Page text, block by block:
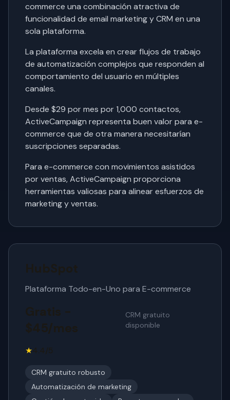
commerce una combinación atractiva de
funcionalidad de email marketing y CRM en una
sola plataforma.
La plataforma excela en crear flujos de trabajo
de automatización complejos que responden al
comportamiento del usuario en múltiples
canales.
Desde $29 por mes por 1,000 contactos,
ActiveCampaign representa buen valor para e-
commerce que de otra manera necesitarían
suscripciones separadas.
Para e-commerce con movimientos asistidos
por ventas, ActiveCampaign proporciona
herramientas valiosas para alinear esfuerzos de
marketing y ventas.
HubSpot
Plataforma Todo-en-Uno para E-commerce
Gratis -
$45/mes
CRM gratuito
disponible
★ 4.4/5
CRM gratuito robusto
Automatización de marketing